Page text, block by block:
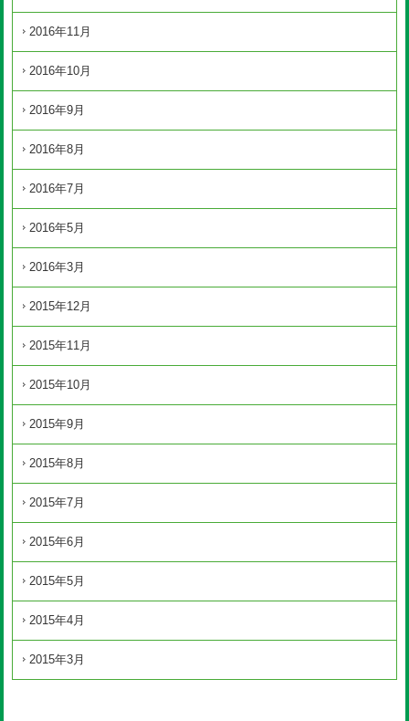
2016年11月
2016年10月
2016年9月
2016年8月
2016年7月
2016年5月
2016年3月
2015年12月
2015年11月
2015年10月
2015年9月
2015年8月
2015年7月
2015年6月
2015年5月
2015年4月
2015年3月